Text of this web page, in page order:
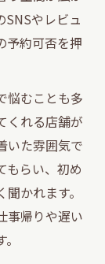
SNSやレビュ
予約可否を押
悩むことも多
くれる店舗が
いた雰囲気で
もらい、初め
かれます。
事帰りや遅い